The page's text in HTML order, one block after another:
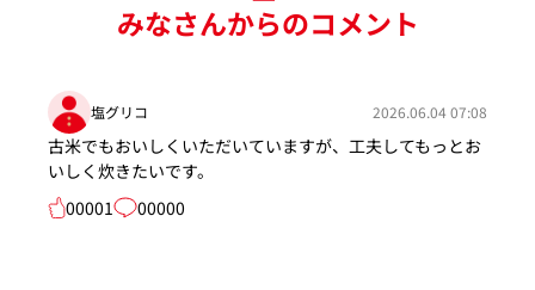
みなさんからのコメント
塩グリコ 2026.06.04 07:08
古米でもおいしくいただいていますが、工夫してもっとお
いしく炊きたいです。
00001
00000